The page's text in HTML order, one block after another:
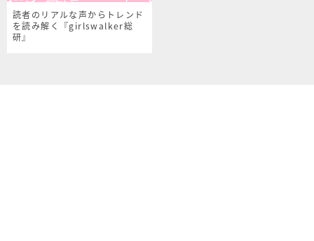
読者のリアルな声からトレンド
を読み解く『girlswalker総
研』